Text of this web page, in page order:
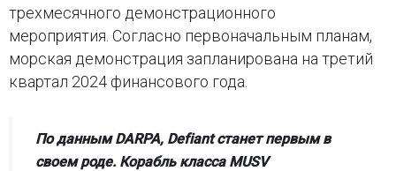
трехмесячного демонстрационного
мероприятия. Согласно первоначальным планам,
морская демонстрация запланирована на третий
квартал 2024 финансового года.
По данным DARPA, Defiant станет первым в
своем роде. Корабль класса MUSV